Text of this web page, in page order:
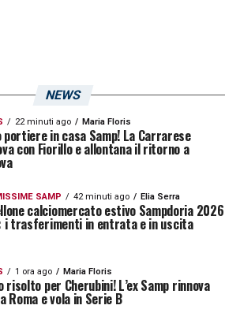
Si resta, quindi, in attesa di
per Ponce bisognerà
al mese di giugno, quando
la casella e riempirla
NOSTRE TOP NEWS
NEWS
22 minuti ago Maria Floris
portiere in casa Samp! La Carrarese
con Fiorillo e allontana il ritorno a
SAMP 42 minuti ago Elia Serra
calciomercato estivo Sampdoria 2026
i trasferimenti in entrata e in uscita
1 ora ago Maria Floris
risolto per Cherubini! L’ex Samp rinnova
Roma e vola in Serie B